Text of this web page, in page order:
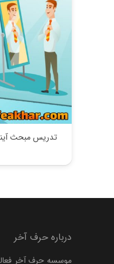
درباره حرف آخر
موسسه حرف آخر